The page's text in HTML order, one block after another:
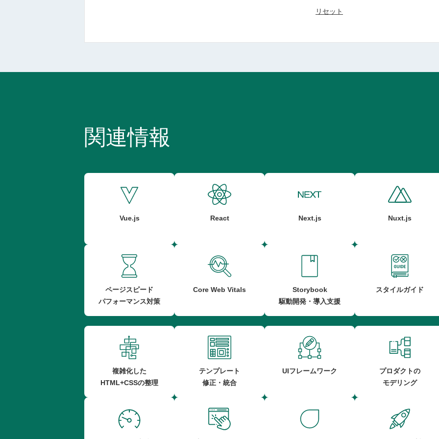
リセット
関連情報
Vue.js React Next.js Nuxt.js
ページスピード
パフォーマンス対策
Core Web Vitals
Storybook
駆動開発・導入支援
スタイルガイド
複雑化した
HTML+CSSの整理
テンプレート
修正・統合
UIフレームワーク
プロダクトの
モデリング